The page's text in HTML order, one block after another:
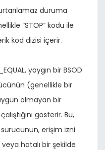
duruma
“STOP” kodu ile
kod dizisi içerir.
yaygın bir BSOD
(genellikle bir
olmayan bir
gösterir. Bu,
erişim izni
hatalı bir şekilde